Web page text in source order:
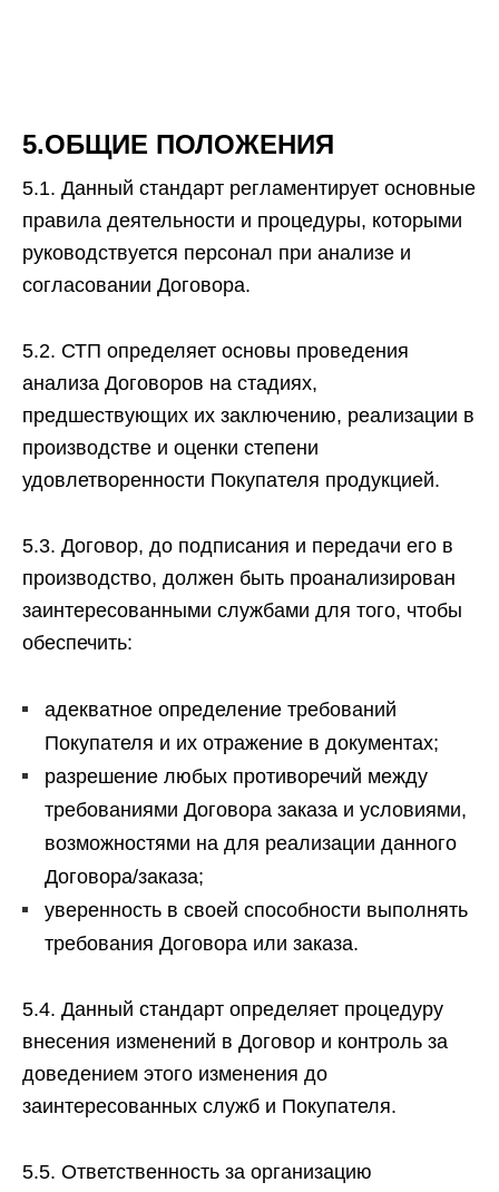
5.ОБЩИЕ ПОЛОЖЕНИЯ
5.1. Данный стандарт регламентирует основные
правила деятельности и процедуры, которыми
руководствуется персонал при анализе и
согласовании Договора.
5.2. СТП определяет основы проведения
анализа Договоров на стадиях,
предшествующих их заключению, реализации в
производстве и оценки степени
удовлетворенности Покупателя продукцией.
5.3. Договор, до подписания и передачи его в
производство, должен быть проанализирован
заинтересованными службами для того, чтобы
обеспечить:
адекватное определение требований
Покупателя и их отражение в документах;
разрешение любых противоречий между
требованиями Договора заказа и условиями,
возможностями на для реализации данного
Договора/заказа;
уверенность в своей способности выполнять
требования Договора или заказа.
5.4. Данный стандарт определяет процедуру
внесения изменений в Договор и контроль за
доведением этого изменения до
заинтересованных служб и Покупателя.
5.5. Ответственность за организацию